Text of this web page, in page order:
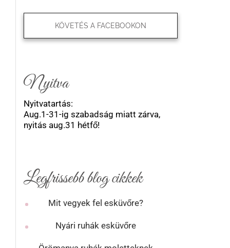
KÖVETÉS A FACEBOOKON
Nyitva
Nyitvatartás:
Aug.1-31-ig szabadság miatt zárva,
nyitás aug.31 hétfő!
Legfrissebb blog cikkek
Mit vegyek fel esküvőre?
Nyári ruhák esküvőre